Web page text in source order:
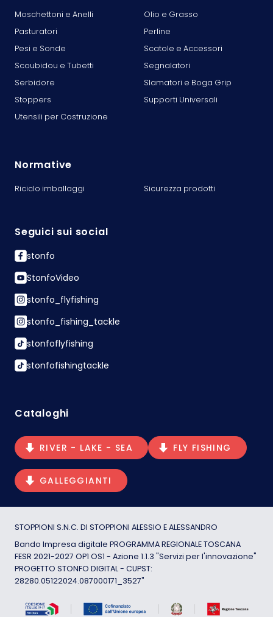
Moschettoni e Anelli
Olio e Grasso
Pasturatori
Perline
Pesi e Sonde
Scatole e Accessori
Scoubidou e Tubetti
Segnalatori
Serbidore
Slamatori e Boga Grip
Stoppers
Supporti Universali
Utensili per Costruzione
Normative
Riciclo imballaggi Sicurezza prodotti
Seguici sui social
stonfo
StonfoVideo
stonfo_flyfishing
stonfo_fishing_tackle
stonfoflyfishing
stonfofishingtackle
Cataloghi
RIVER - LAKE - SEA FLY FISHING
GALLEGGIANTI
STOPPIONI S.N.C. DI STOPPIONI ALESSIO E ALESSANDRO
Bando Impresa digitale PROGRAMMA REGIONALE TOSCANA
FESR 2021-2027 OP1 OS1 - Azione 1.1.3 "Servizi per l'innovazione"
PROGETTO STONFO DIGITAL - CUPST:
28280.05122024.087000171_3527"